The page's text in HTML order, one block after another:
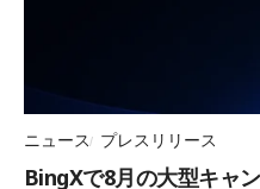
ニュース プレスリリース
BingXで8月の大型キャ